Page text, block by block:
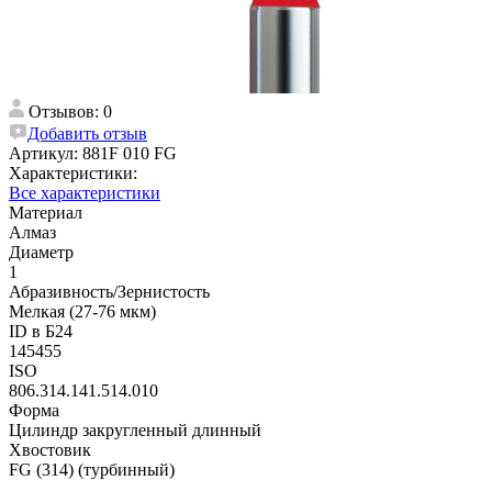
Отзывов: 0
Добавить отзыв
Артикул: 881F 010 FG
Характеристики:
Все характеристики
Материал
Алмаз
Диаметр
1
Абразивность/Зернистость
Мелкая (27-76 мкм)
ID в Б24
145455
ISO
806.314.141.514.010
Форма
Цилиндр закругленный длинный
Хвостовик
FG (314) (турбинный)